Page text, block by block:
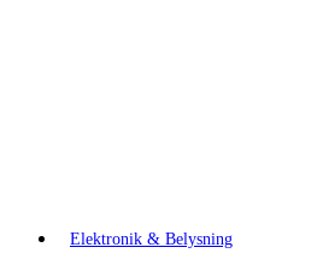
Elektronik & Belysning